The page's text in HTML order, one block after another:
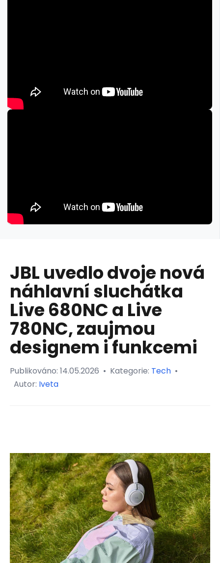
JBL uvedlo dvoje nová
náhlavní sluchátka
Live 680NC a Live
780NC, zaujmou
designem i funkcemi
Publikováno: 14.05.2026 • Kategorie: Tech •
Autor: Iveta